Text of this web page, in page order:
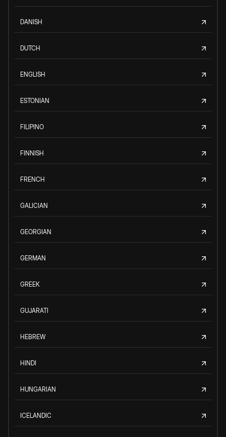
DANISH
DUTCH
ENGLISH
ESTONIAN
FILIPINO
FINNISH
FRENCH
GALICIAN
GEORGIAN
GERMAN
GREEK
GUJARATI
HEBREW
HINDI
HUNGARIAN
ICELANDIC